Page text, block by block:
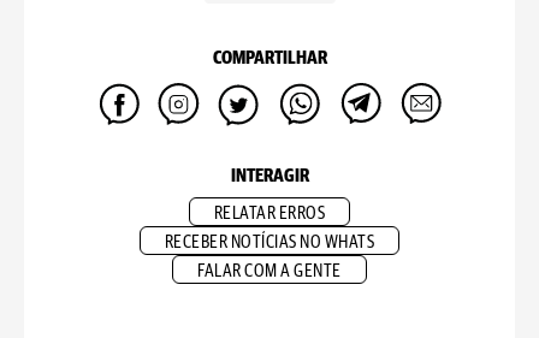
COMPARTILHAR
INTERAGIR
RELATAR ERROS
RECEBER NOTÍCIAS NO WHATS
FALAR COM A GENTE